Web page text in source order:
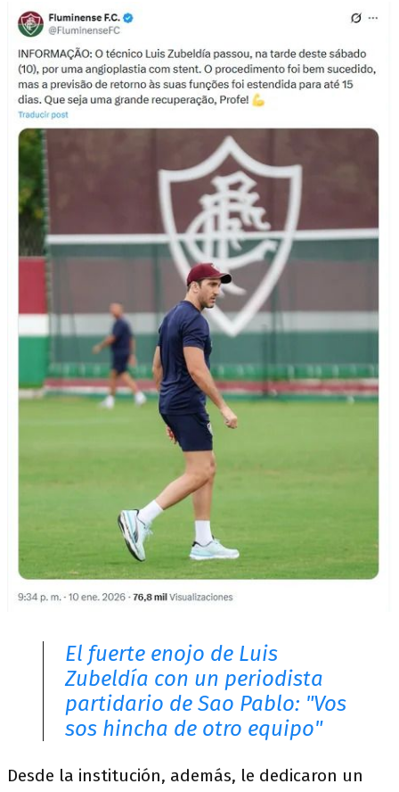
El fuerte enojo de Luis
Zubeldía con un periodista
partidario de Sao Pablo: "Vos
sos hincha de otro equipo"
Desde la institución, además, le dedicaron un